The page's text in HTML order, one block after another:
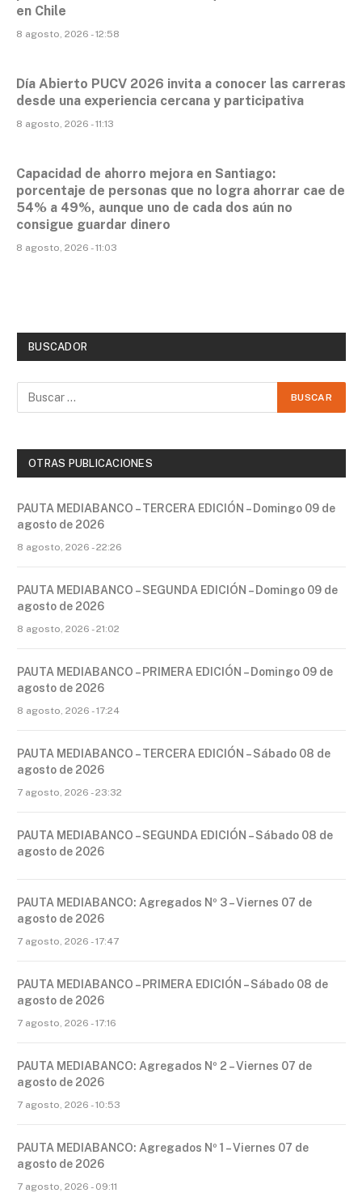
en Chile
8 agosto, 2026 - 12:58
Día Abierto PUCV 2026 invita a conocer las carreras
desde una experiencia cercana y participativa
8 agosto, 2026 - 11:13
Capacidad de ahorro mejora en Santiago:
porcentaje de personas que no logra ahorrar cae de
54% a 49%, aunque uno de cada dos aún no
consigue guardar dinero
8 agosto, 2026 - 11:03
BUSCADOR
OTRAS PUBLICACIONES
PAUTA MEDIABANCO – TERCERA EDICIÓN – Domingo 09 de
agosto de 2026
8 agosto, 2026 - 22:26
PAUTA MEDIABANCO – SEGUNDA EDICIÓN – Domingo 09 de
agosto de 2026
8 agosto, 2026 - 21:02
PAUTA MEDIABANCO – PRIMERA EDICIÓN – Domingo 09 de
agosto de 2026
8 agosto, 2026 - 17:24
PAUTA MEDIABANCO – TERCERA EDICIÓN – Sábado 08 de
agosto de 2026
7 agosto, 2026 - 23:32
PAUTA MEDIABANCO – SEGUNDA EDICIÓN – Sábado 08 de
agosto de 2026
PAUTA MEDIABANCO: Agregados Nº 3 – Viernes 07 de
agosto de 2026
7 agosto, 2026 - 17:47
PAUTA MEDIABANCO – PRIMERA EDICIÓN – Sábado 08 de
agosto de 2026
7 agosto, 2026 - 17:16
PAUTA MEDIABANCO: Agregados Nº 2 – Viernes 07 de
agosto de 2026
7 agosto, 2026 - 10:53
PAUTA MEDIABANCO: Agregados Nº 1 – Viernes 07 de
agosto de 2026
7 agosto, 2026 - 09:11